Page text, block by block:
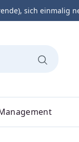
sich einmalig